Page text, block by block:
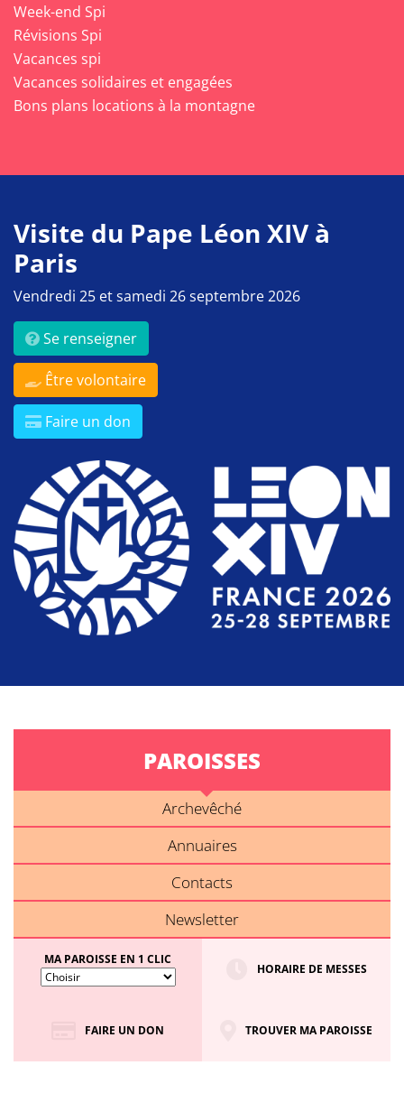
Week-end Spi
Révisions Spi
Vacances spi
Vacances solidaires et engagées
Bons plans locations à la montagne
Visite du Pape Léon XIV à
Paris
Vendredi 25 et samedi 26 septembre 2026
Se renseigner
Être volontaire
Faire un don
PAROISSES
Archevêché
Annuaires
Contacts
Newsletter
MA PAROISSE EN 1 CLIC
HORAIRE DE MESSES
FAIRE UN DON TROUVER MA PAROISSE